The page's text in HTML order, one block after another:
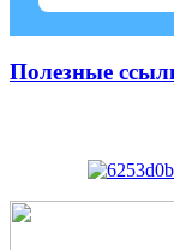
Полезные